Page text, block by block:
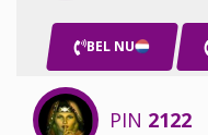
BEL NU
PIN 2122